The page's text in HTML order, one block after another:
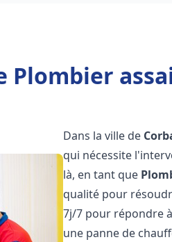
Plombier
Dans la ville de
qui nécessite
là, en tant que
qualité pour
7j/7 pour répondre
une panne de